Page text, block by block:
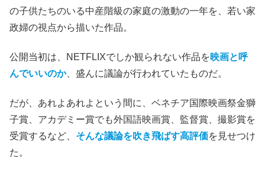
の子供たちのいる中産階級の家庭の激動の一年を、若い家
政婦の視点から描いた作品。
公開当初は、NETFLIXでしか観られない作品を映画と呼
んでいいのか、盛んに議論が行われていたものだ。
だが、あれよあれよという間に、ベネチア国際映画祭金獅
子賞、アカデミー賞でも外国語映画賞、監督賞、撮影賞を
受賞するなど、 そんな議論を吹き飛ばす高評価を見せつけ
た。